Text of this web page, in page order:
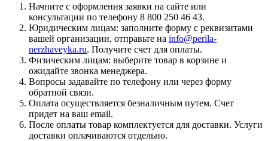
Начните с оформления заявки на сайте или
консультации по телефону 8 800 250 46 43.
Юридическим лицам: заполните форму с реквизитами
вашей организации, отправьте на info@perila-
nerzhaveyka.ru. Получите счет для оплаты.
Физическим лицам: выберите товар в корзине и
ожидайте звонка менеджера.
Вопросы задавайте по телефону или через форму
обратной связи.
Оплата осуществляется безналичным путем. Счет
придет на ваш email.
После оплаты товар комплектуется для доставки. Услуги
доставки оплачиваются отдельно.